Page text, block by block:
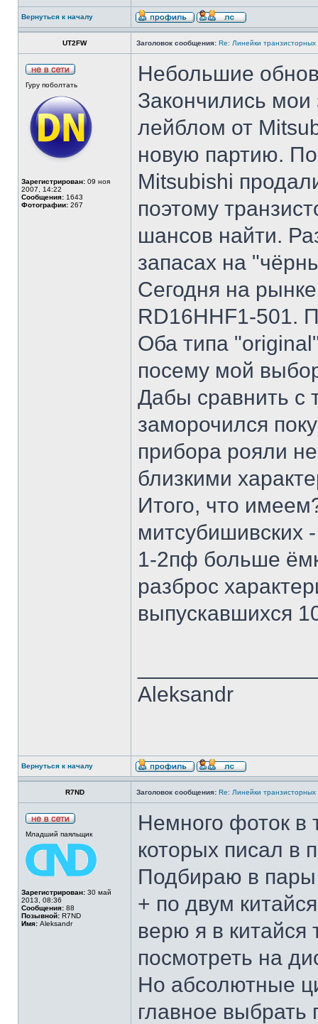
Вернуться к началу
UT2FW Заголовок сообщения: Re: Линейки
Гуру поболтать
Зарегистрирован: 09 ноя
2007, 14:22
Сообщения: 1643
Фотографии: 267
Небольшие
Закончились
лейблом от
новую партию.
Mitsubishi
поэтому
шансов найти.
запасах на
Сегодня на
RD16HHF1-501.
Оба типа
посему мой
Дабы сравнить с
заморочился
прибора рояли
близкими
Итого, что
митсубишивских
1-2пф больше
разброс
выпускавшихся
Aleksandr
Вернуться к началу
R7ND Заголовок сообщения: Re: Линейки
Младший паяльщик
Зарегистрирован: 30 май
2013, 08:36
Сообщения: 88
Позывной: R7ND
Имя: Aleksandr
Немного фоток в
которых писал
Подбираю в
+ по двум
верю я в китайся
посмотреть на
Но абсолютные
главное